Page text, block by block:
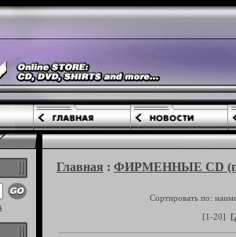
Главная : ФИРМЕННЫЕ CD
Сортировать по:
[1-20]